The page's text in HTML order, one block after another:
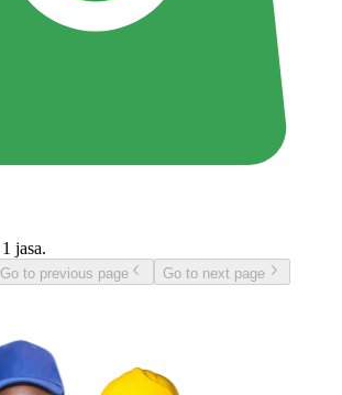
1 jasa.
Go to previous page
Go to next page